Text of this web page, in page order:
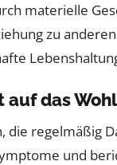
materielle
zu
auf das
die
und